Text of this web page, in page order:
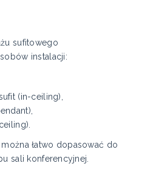
sufitowego
instalacji:
(in-ceiling),
łatwo dopasować do
sali konferencyjnej.